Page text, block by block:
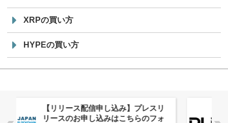
XRPの買い方
HYPEの買い方
株式会社PlnX、アジア最大級のグロ
ーバルWeb3カンファレンス